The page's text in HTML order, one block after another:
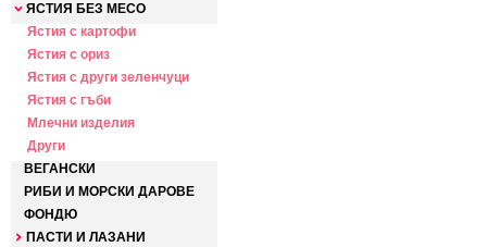
ЯСТИЯ БЕЗ МЕСО
Ястия с картофи
Ястия с ориз
Ястия с други зеленчуци
Ястия с гъби
Млечни изделия
Други
ВЕГАНСКИ
РИБИ И МОРСКИ ДАРОВЕ
ФОНДЮ
ПАСТИ И ЛАЗАНИ